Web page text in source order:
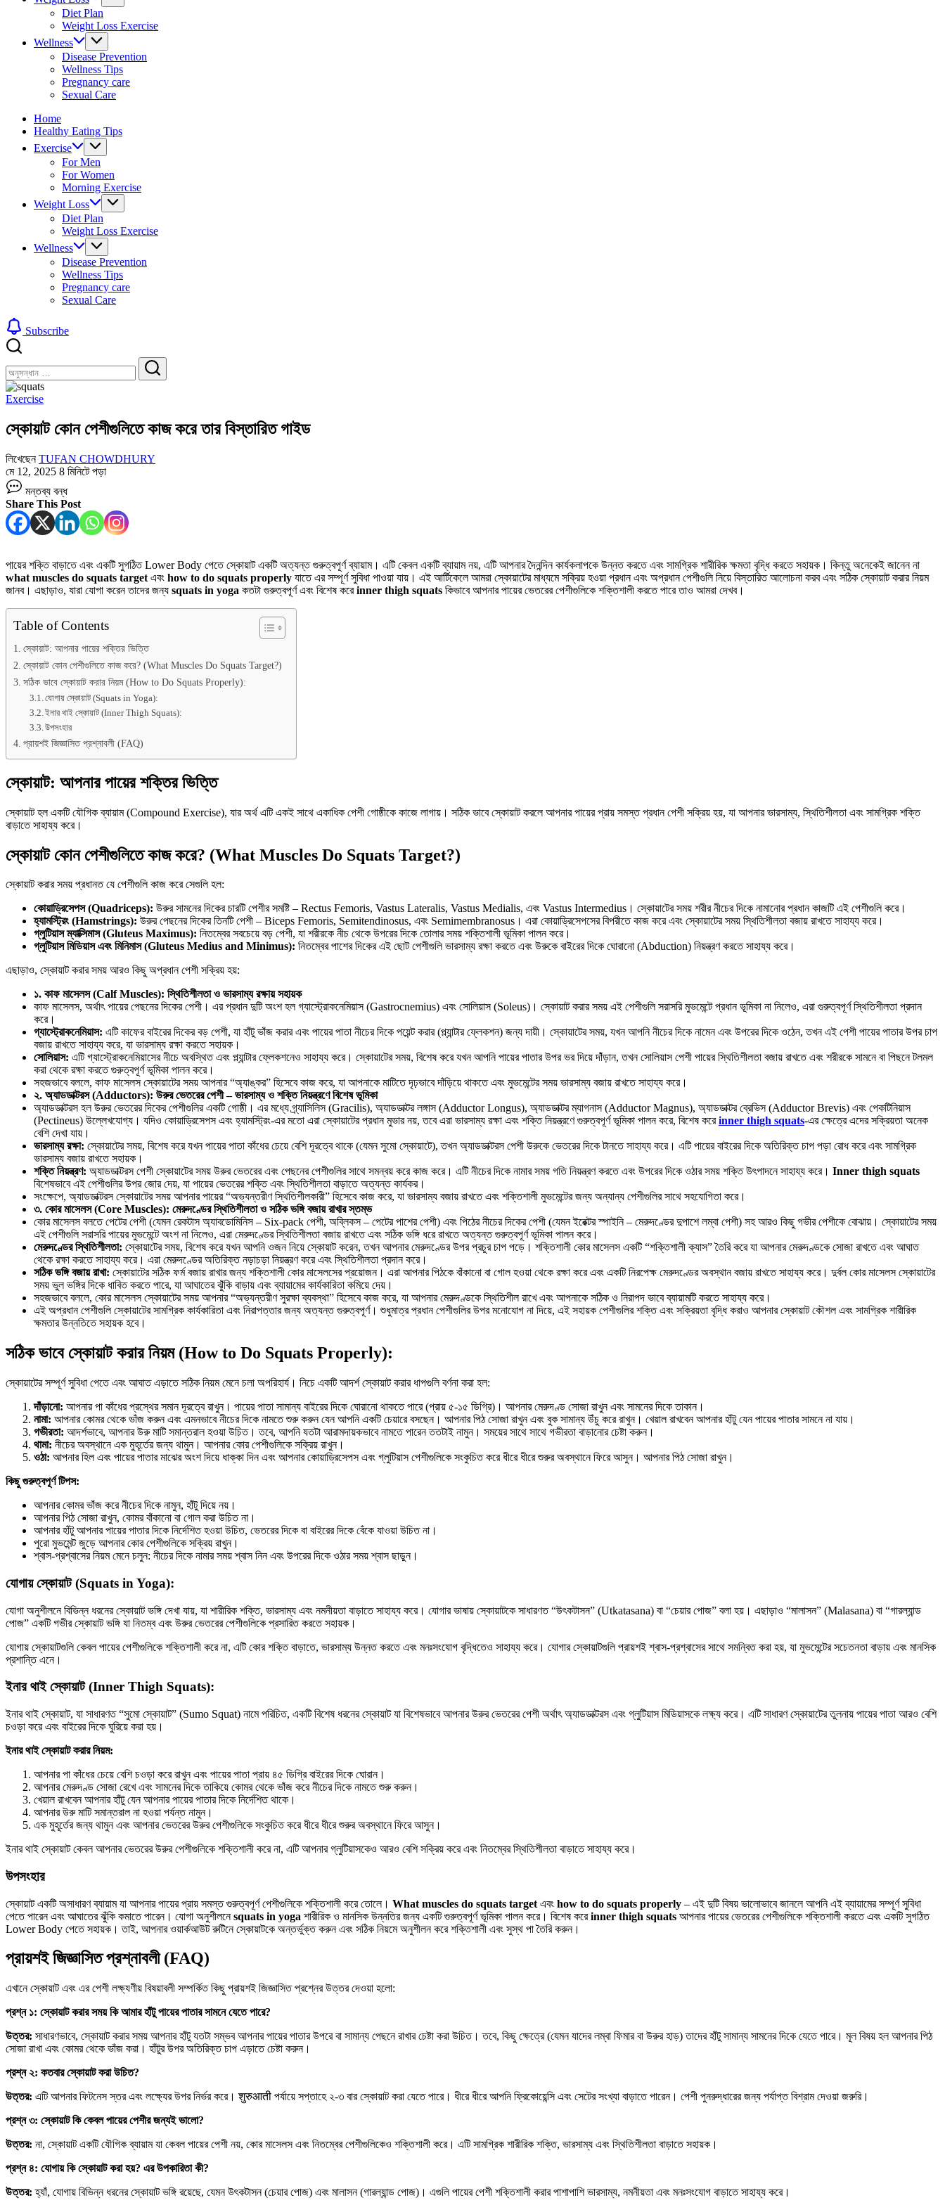
fitness
Diet Plan
Weight Loss Exercise
Wellness
Disease Prevention
Wellness Tips
Pregnancy care
Sexual Care
Home
Healthy Eating Tips
Exercise
For Men
For Women
Morning Exercise
Weight Loss
Diet Plan
Weight Loss Exercise
Wellness
Disease Prevention
Wellness Tips
Pregnancy care
Sexual Care
Subscribe
করুন
খুঁজুন
খুঁজুন
Exercise
স্কোয়াট কোন পেশীগুলিতে কাজ করে তার বিস্তারিত গাইড
লিখেছেনTUFAN CHOWDHURY
মে 12, 2025 8 মিনিটে পড়া
কোন
পেশীগুলিতে
কাজ
করে
বিস্তারিত
গাইড
তে
মন্তব্য বন্ধ
Share This Post
পায়ের শক্তি বাড়াতে এবং একটি সুগঠিত Lower Body পেতে স্কোয়াট একটি অত্যন্ত গুরুত্বপূর্ণ ব্যায়াম। এটি কেবল একটি ব্যায়াম নয়, এটি আপনার দৈনন্দিন কার্যকলাপকে উন্নত করতে এবং সামগ্রিক শারীরিক ক্ষমতা বৃদ্ধি করতে সহায়ক। কিন্তু অনেকেই জানেন না
what muscles do squats target এবং how to do squats properly যাতে এর সম্পূর্ণ সুবিধা পাওয়া যায়। এই আর্টিকেলে আমরা স্কোয়াটের মাধ্যমে সক্রিয় হওয়া প্রধান এবং অপ্রধান পেশীগুলি নিয়ে বিস্তারিত আলোচনা করব এবং সঠিক স্কোয়াট করার নিয়ম
জানব। এছাড়াও, যারা যোগা করেন তাদের জন্য squats in yoga কতটা গুরুত্বপূর্ণ এবং বিশেষ করেinner thigh squats কিভাবে আপনার পায়ের ভেতরের পেশীগুলিকে শক্তিশালী করতে পারে তাও আমরা দেখব।
Table of Contents
স্কোয়াট: আপনার পায়ের শক্তির ভিত্তি
স্কোয়াট কোন পেশীগুলিতে কাজ করে? (What Muscles Do Squats Target?)
সঠিক ভাবে স্কোয়াট করার নিয়ম (How to Do Squats Properly):
যোগায় স্কোয়াট (Squats in Yoga):
ইনার থাই স্কোয়াট (Inner Thigh Squats):
উপসংহার
প্রায়শই জিজ্ঞাসিত প্রশ্নাবলী (FAQ)
স্কোয়াট: আপনার পায়ের শক্তির ভিত্তি
স্কোয়াট হল একটি যৌগিক ব্যায়াম (Compound Exercise), যার অর্থ এটি একই সাথে একাধিক পেশী গোষ্ঠীকে কাজে লাগায়। সঠিক ভাবে স্কোয়াট করলে আপনার পায়ের প্রায় সমস্ত প্রধান পেশী সক্রিয় হয়, যা আপনার ভারসাম্য, স্থিতিশীলতা এবং সামগ্রিক শক্তি
বাড়াতে সাহায্য করে।
স্কোয়াট কোন পেশীগুলিতে কাজ করে? (What Muscles Do Squats Target?)
স্কোয়াট করার সময় প্রধানত যে পেশীগুলি কাজ করে সেগুলি হল:
কোয়াড্রিসেপস (Quadriceps): উরুর সামনের দিকের চারটি পেশীর সমষ্টি – Rectus Femoris, Vastus Lateralis, Vastus Medialis, এবং Vastus Intermedius। স্কোয়াটের সময় শরীর নীচের দিকে নামানোর প্রধান কাজটি এই পেশীগুলি করে।
হ্যামস্ট্রিং (Hamstrings): উরুর পেছনের দিকের তিনটি পেশী – Biceps Femoris, Semitendinosus, এবং Semimembranosus। এরা কোয়াড্রিসেপসের বিপরীতে কাজ করে এবং স্কোয়াটের সময় স্থিতিশীলতা বজায় রাখতে সাহায্য করে।
গ্লুটিয়াস ম্যাক্সিমাস (Gluteus Maximus): নিতম্বের সবচেয়ে বড় পেশী, যা শরীরকে নীচ থেকে উপরের দিকে তোলার সময় শক্তিশালী ভূমিকা পালন করে।
গ্লুটিয়াস মিডিয়াস এবং মিনিমাস (Gluteus Medius and Minimus): নিতম্বের পাশের দিকের এই ছোট পেশীগুলি ভারসাম্য রক্ষা করতে এবং উরুকে বাইরের দিকে ঘোরানো (Abduction) নিয়ন্ত্রণ করতে সাহায্য করে।
এছাড়াও, স্কোয়াট করার সময় আরও কিছু অপ্রধান পেশী সক্রিয় হয়:
১. কাফ মাসেলস (Calf Muscles): স্থিতিশীলতা ও ভারসাম্য রক্ষায় সহায়ক
কাফ মাসেলস, অর্থাৎ পায়ের পেছনের দিকের পেশী। এর প্রধান দুটি অংশ হল গ্যাস্ট্রোকনেমিয়াস (Gastrocnemius) এবং সোলিয়াস (Soleus)। স্কোয়াট করার সময় এই পেশীগুলি সরাসরি মুভমেন্টে প্রধান ভূমিকা না নিলেও, এরা গুরুত্বপূর্ণ স্থিতিশীলতা প্রদান
করে।
গ্যাস্ট্রোকনেমিয়াস: এটি কাফের বাইরের দিকের বড় পেশী, যা হাঁটু ভাঁজ করার এবং পায়ের পাতা নীচের দিকে পয়েন্ট করার (প্ল্যান্টার ফ্লেকশন) জন্য দায়ী। স্কোয়াটের সময়, যখন আপনি নীচের দিকে নামেন এবং উপরের দিকে ওঠেন, তখন এই পেশী পায়ের পাতার উপর চাপ
বজায় রাখতে সাহায্য করে, যা ভারসাম্য রক্ষা করতে সহায়ক।
সোলিয়াস: এটি গ্যাস্ট্রোকনেমিয়াসের নীচে অবস্থিত এবং প্ল্যান্টার ফ্লেকশনেও সাহায্য করে। স্কোয়াটের সময়, বিশেষ করে যখন আপনি পায়ের পাতার উপর ভর দিয়ে দাঁঁড়ান, তখন সোলিয়াস পেশী পায়ের স্থিতিশীলতা বজায় রাখতে এবং শরীরকে সামনে বা পিছনে টলমল
করা থেকে রক্ষা করতে গুরুত্বপূর্ণ ভূমিকা পালন করে।
সহজভাবে বললে, কাফ মাসেলস স্কোয়াটের সময় আপনার “অ্যাঙ্কর” হিসেবে কাজ করে, যা আপনাকে মাটিতে দৃঢ়ভাবে দাঁড়িয়ে থাকতে এবং মুভমেন্টের সময় ভারসাম্য বজায় রাখতে সাহায্য করে।
২. অ্যাডডাক্টরস (Adductors): উরুর ভেতরের পেশী – ভারসাম্য ও শক্তি নিয়ন্ত্রণে বিশেষ ভূমিকা
অ্যাডডাক্টরস হল উরুর ভেতরের দিকের পেশীগুলির একটি গোষ্ঠী। এর মধ্যে গ্র্যাসিলিস (Gracilis), অ্যাডডাক্টর লঙ্গাস (Adductor Longus), অ্যাডডাক্টর ম্যাগনাস (Adductor Magnus), অ্যাডডাক্টর ব্রেভিস (Adductor Brevis) এবং পেকটিনিয়াস
(Pectineus) উল্লেখযোগ্য। যদিও কোয়াড্রিসেপস এবং হ্যামস্ট্রিং-এর মতো এরা স্কোয়াটের প্রধান মুভার নয়, তবে এরা ভারসাম্য রক্ষা এবং শক্তি নিয়ন্ত্রণে গুরুত্বপূর্ণ ভূমিকা পালন করে, বিশেষ করেinner thigh squats-এর ক্ষেত্রে এদের সক্রিয়তা অনেক
বেশি দেখা যায়।
ভারসাম্য রক্ষা: স্কোয়াটের সময়, বিশেষ করে যখন পায়ের পাতা কাঁধের চেয়ে বেশি দূরত্বে থাকে (যেমন সুমো স্কোয়াটে), তখন অ্যাডডাক্টরস পেশী উরুকে ভেতরের দিকে টানতে সাহায্য করে। এটি পায়ের বাইরের দিকে অতিরিক্ত চাপ পড়া রোধ করে এবং সামগ্রিক
ভারসাম্য বজায় রাখতে সহায়ক।
শক্তি নিয়ন্ত্রণ: অ্যাডডাক্টরস পেশী স্কোয়াটের সময় উরুর ভেতরের এবং পেছনের পেশীগুলির সাথে সমন্বয় করে কাজ করে। এটি নীচের দিকে নামার সময় গতি নিয়ন্ত্রণ করতে এবং উপরের দিকে ওঠার সময় শক্তি উৎপাদনে সাহায্য করে। Inner thigh squats
বিশেষভাবে এই পেশীগুলির উপর জোর দেয়, যা পায়ের ভেতরের শক্তি এবং স্থিতিশীলতা বাড়াতে অত্যন্ত কার্যকর।
সংক্ষেপে, অ্যাডডাক্টরস স্কোয়াটের সময় আপনার পায়ের “অভ্যন্তরীণ স্থিতিশীলকারী” হিসেবে কাজ করে, যা ভারসাম্য বজায় রাখতে এবং শক্তিশালী মুভমেন্টের জন্য অন্যান্য পেশীগুলির সাথে সহযোগিতা করে।
৩. কোর মাসেলস (Core Muscles): মেরুদণ্ডের স্থিতিশীলতা ও সঠিক ভঙ্গি বজায় রাখার স্তম্ভ
কোর মাসেলস বলতে পেটের পেশী (যেমন রেকটাস অ্যাবডোমিনিস – Six-pack পেশী, অব্লিকস – পেটের পাশের পেশী) এবং পিঠের নীচের দিকের পেশী (যেমন ইরেক্টর স্পাইনি – মেরুদণ্ডের দুপাশে লম্বা পেশী) সহ আরও কিছু গভীর পেশীকে বোঝায়। স্কোয়াটের সময়
এই পেশীগুলি সরাসরি পায়ের মুভমেন্টে অংশ না নিলেও, এরা মেরুদণ্ডের স্থিতিশীলতা বজায় রাখতে এবং সঠিক ভঙ্গি ধরে রাখতে অত্যন্ত গুরুত্বপূর্ণ ভূমিকা পালন করে।
মেরুদণ্ডের স্থিতিশীলতা: স্কোয়াটের সময়, বিশেষ করে যখন আপনি ওজন নিয়ে স্কোয়াট করেন, তখন আপনার মেরুদণ্ডের উপর প্রচুর চাপ পড়ে। শক্তিশালী কোর মাসেলস একটি “শক্তিশালী ক্যাস” তৈরি করে যা আপনার মেরুদণ্ডকে সোজা রাখতে এবং আঘাত
থেকে রক্ষা করতে সাহায্য করে। এরা মেরুদণ্ডের অতিরিক্ত নড়াচড়া নিয়ন্ত্রণ করে এবং স্থিতিশীলতা প্রদান করে।
সঠিক ভঙ্গি বজায় রাখা: স্কোয়াটের সঠিক ফর্ম বজায় রাখার জন্য শক্তিশালী কোর মাসেলসের প্রয়োজন। এরা আপনার পিঠকে বাঁকানো বা গোল হওয়া থেকে রক্ষা করে এবং একটি নিরপেক্ষ মেরুদণ্ডের অবস্থান বজায় রাখতে সাহায্য করে। দুর্বল কোর মাসেলস স্কোয়াটের
সময় ভুল ভঙ্গির দিকে ধাবিত করতে পারে, যা আঘাতের ঝুঁকি বাড়ায় এবং ব্যায়ামের কার্যকারিতা কমিয়ে দেয়।
সহজভাবে বললে, কোর মাসেলস স্কোয়াটের সময় আপনার “অভ্যন্তরীণ সুরক্ষা ব্যবস্থা” হিসেবে কাজ করে, যা আপনার মেরুদণ্ডকে স্থিতিশীল রাখে এবং আপনাকে সঠিক ও নিরাপদ ভাবে ব্যায়ামটি করতে সাহায্য করে।
এই অপ্রধান পেশীগুলি স্কোয়াটের সামগ্রিক কার্যকারিতা এবং নিরাপত্তার জন্য অত্যন্ত গুরুত্বপূর্ণ। শুধুমাত্র প্রধান পেশীগুলির উপর মনোযোগ না দিয়ে, এই সহায়ক পেশীগুলির শক্তি এবং সক্রিয়তা বৃদ্ধি করাও আপনার স্কোয়াট কৌশল এবং সামগ্রিক শারীরিক
ক্ষমতার উন্নতিতে সহায়ক হবে।
সঠিক ভাবে স্কোয়াট করার নিয়ম (How to Do Squats Properly):
স্কোয়াটের সম্পূর্ণ সুবিধা পেতে এবং আঘাত এড়াতে সঠিক নিয়ম মেনে চলা অপরিহার্য। নিচে একটি আদর্শ স্কোয়াট করার ধাপগুলি বর্ণনা করা হল:
দাঁড়ানো: আপনার পা কাঁধের প্রস্থের সমান দূরত্বে রাখুন। পায়ের পাতা সামান্য বাইরের দিকে ঘোরানো থাকতে পারে (প্রায় ৫-১৫ ডিগ্রি)। আপনার মেরুদণ্ড সোজা রাখুন এবং সামনের দিকে তাকান।
নামা: আপনার কোমর থেকে ভাঁজ করুন এবং এমনভাবে নীচের দিকে নামতে শুরু করুন যেন আপনি একটি চেয়ারে বসছেন। আপনার পিঠ সোজা রাখুন এবং বুক সামান্য উঁচু করে রাখুন। খেয়াল রাখবেন আপনার হাঁটু যেন পায়ের পাতার সামনে না যায়।
গভীরতা: আদর্শভাবে, আপনার উরু মাটি সমান্তরাল হওয়া উচিত। তবে, আপনি যতটা আরামদায়কভাবে নামতে পারেন ততটাই নামুন। সময়ের সাথে সাথে গভীরতা বাড়ানোর চেষ্টা করুন।
থামা: নীচের অবস্থানে এক মুহূর্তের জন্য থামুন। আপনার কোর পেশীগুলিকে সক্রিয় রাখুন।
ওঠা: আপনার হিল এবং পায়ের পাতার মাঝের অংশ দিয়ে ধাক্কা দিন এবং আপনার কোয়াড্রিসেপস এবং গ্লুটিয়াস পেশীগুলিকে সংকুচিত করে ধীরে ধীরে শুরুর অবস্থানে ফিরে আসুন। আপনার পিঠ সোজা রাখুন।
কিছু গুরুত্বপূর্ণ টিপস:
আপনার কোমর ভাঁজ করে নীচের দিকে নামুন, হাঁটু দিয়ে নয়।
আপনার পিঠ সোজা রাখুন, কোমর বাঁকানো বা গোল করা উচিত না।
আপনার হাঁটু আপনার পায়ের পাতার দিকে নির্দেশিত হওয়া উচিত, ভেতরের দিকে বা বাইরের দিকে বেঁকে যাওয়া উচিত না।
পুরো মুভমেন্ট জুড়ে আপনার কোর পেশীগুলিকে সক্রিয় রাখুন।
শ্বাস-প্রশ্বাসের নিয়ম মেনে চলুন: নীচের দিকে নামার সময় শ্বাস নিন এবং উপরের দিকে ওঠার সময় শ্বাস ছাড়ুন।
যোগায় স্কোয়াট (Squats in Yoga):
যোগা অনুশীলনে বিভিন্ন ধরনের স্কোয়াট ভঙ্গি দেখা যায়, যা শারীরিক শক্তি, ভারসাম্য এবং নমনীয়তা বাড়াতে সাহায্য করে। যোগার ভাষায় স্কোয়াটকে সাধারণত “উৎকটাসন” (Utkatasana) বা “চেয়ার পোজ” বলা হয়। এছাড়াও “মালাসন” (Malasana) বা “গারল্যান্ড
পোজ” একটি গভীর স্কোয়াট ভঙ্গি যা নিতম্ব এবং উরুর ভেতরের পেশীগুলিকে প্রসারিত করতে সহায়ক।
যোগায় স্কোয়াটগুলি কেবল পায়ের পেশীগুলিকে শক্তিশালী করে না, এটি কোর শক্তি বাড়াতে, ভারসাম্য উন্নত করতে এবং মনঃসংযোগ বৃদ্ধিতেও সাহায্য করে। যোগার স্কোয়াটগুলি প্রায়শই শ্বাস-প্রশ্বাসের সাথে সমন্বিত করা হয়, যা মুভমেন্টের সচেতনতা বাড়ায় এবং মানসিক
প্রশান্তি এনে।
ইনার থাই স্কোয়াট (Inner Thigh Squats):
ইনার থাই স্কোয়াট, যা সাধারণত “সুমো স্কোয়াট” (Sumo Squat) নামে পরিচিত, একটি বিশেষ ধরনের স্কোয়াট যা বিশেষভাবে আপনার উরুর ভেতরের পেশী অর্থাৎ অ্যাডডাক্টরস এবং গ্লুটিয়াস মিডিয়াসকে লক্ষ্য করে। এটি সাধারণ স্কোয়াটের তুলনায় পায়ের পাতা আরও বেশি
চওড়া করে এবং বাইরের দিকে ঘুরিয়ে করা হয়।
ইনার থাই স্কোয়াট করার নিয়ম:
আপনার পা কাঁধের চেয়ে বেশি চওড়া করে রাখুন এবং পায়ের পাতা প্রায় ৪৫ ডিগ্রি বাইরের দিকে ঘোরান।
আপনার মেরুদণ্ড সোজা রেখে এবং সামনের দিকে তাকিয়ে কোমর থেকে ভাঁজ করে নীচের দিকে নামতে শুরু করুন।
খেয়াল রাখবেন আপনার হাঁটু যেন আপনার পায়ের পাতার দিকে নির্দেশিত থাকে।
আপনার উরু মাটি সমান্তরাল না হওয়া পর্যন্ত নামুন।
এক মুহূর্তের জন্য থামুন এবং আপনার ভেতরের উরুর পেশীগুলিকে সংকুচিত করে ধীরে ধীরে শুরুর অবস্থানে ফিরে আসুন।
ইনার থাই স্কোয়াট কেবল আপনার ভেতরের উরুর পেশীগুলিকে শক্তিশালী করে না, এটি আপনার গ্লুটিয়াসকেও আরও বেশি সক্রিয় করে এবং নিতম্বের স্থিতিশীলতা বাড়াতে সাহায্য করে।
উপসংহার
স্কোয়াট একটি অসাধারণ ব্যায়াম যা আপনার পায়ের প্রায় সমস্ত গুরুত্বপূর্ণ পেশীগুলিকে শক্তিশালী করে তোলে। What muscles do squats target এবং how to do squats properly – এই দুটি বিষয় ভালোভাবে জানলে আপনি এই ব্যায়ামের সম্পূর্ণ সুবিধা
পেতে পারেন এবং আঘাতের ঝুঁকি কমাতে পারেন। যোগা অনুশীলনেsquats in yoga শারীরিক ও মানসিক উন্নতির জন্য একটি গুরুত্বপূর্ণ ভূমিকা পালন করে। বিশেষ করেinner thigh squats আপনার পায়ের ভেতরের পেশীগুলিকে শক্তিশালী করতে এবং একটি সুগঠিত
Lower Body পেতে সহায়ক। তাই, আপনার ওয়ার্কআউট রুটিনে স্কোয়াটকে অন্তর্ভুক্ত করুন এবং সঠিক নিয়মে অনুশীলন করে শক্তিশালী এবং সুস্থ পা তৈরি করুন।
প্রায়শই জিজ্ঞাসিত প্রশ্নাবলী (FAQ)
এখানে স্কোয়াট এবং এর পেশী লক্ষ্যণীয় বিষয়াবলী সম্পর্কিত কিছু প্রায়শই জিজ্ঞাসিত প্রশ্নের উত্তর দেওয়া হলো:
প্রশ্ন ১: স্কোয়াট করার সময় কি আমার হাঁটু পায়ের পাতার সামনে যেতে পারে?
উত্তর: সাধারণভাবে, স্কোয়াট করার সময় আপনার হাঁটু যতটা সম্ভব আপনার পায়ের পাতার উপরে বা সামান্য পেছনে রাখার চেষ্টা করা উচিত। তবে, কিছু ক্ষেত্রে (যেমন যাদের লম্বা ফিমার বা উরুর হাড়) তাদের হাঁটু সামান্য সামনের দিকে যেতে পারে। মূল বিষয় হল আপনার পিঠ
সোজা রাখা এবং কোমর থেকে ভাঁজ করা। হাঁটুর উপর অতিরিক্ত চাপ এড়াতে চেষ্টা করুন।
প্রশ্ন ২: কতবার স্কোয়াট করা উচিত?
উত্তর: এটি আপনার ফিটনেস স্তর এবং লক্ষ্যের উপর নির্ভর করে। शुरुआती পর্যায়ে সপ্তাহে ২-৩ বার স্কোয়াট করা যেতে পারে। ধীরে ধীরে আপনি ফ্রিকোয়েন্সি এবং সেটের সংখ্যা বাড়াতে পারেন। পেশী পুনরুদ্ধারের জন্য পর্যাপ্ত বিশ্রাম দেওয়া জরুরি।
প্রশ্ন ৩: স্কোয়াট কি কেবল পায়ের পেশীর জন্যই ভালো?
উত্তর: না, স্কোয়াট একটি যৌগিক ব্যায়াম যা কেবল পায়ের পেশী নয়, কোর মাসেলস এবং নিতম্বের পেশীগুলিকেও শক্তিশালী করে। এটি সামগ্রিক শারীরিক শক্তি, ভারসাম্য এবং স্থিতিশীলতা বাড়াতে সহায়ক।
প্রশ্ন ৪: যোগায় কি স্কোয়াট করা হয়? এর উপকারিতা কী?
উত্তর: হ্যাঁ, যোগায় বিভিন্ন ধরনের স্কোয়াট ভঙ্গি রয়েছে, যেমন উৎকটাসন (চেয়ার পোজ) এবং মালাসন (গারল্যান্ড পোজ)। এগুলি পায়ের পেশী শক্তিশালী করার পাশাপাশি ভারসাম্য, নমনীয়তা এবং মনঃসংযোগ বাড়াতে সাহায্য করে।